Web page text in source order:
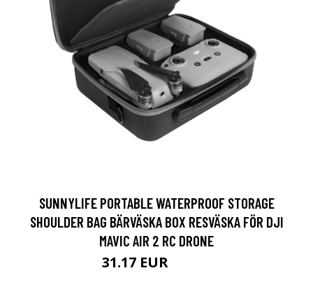
SUNNYLIFE PORTABLE WATERPROOF STORAGE
SHOULDER BAG BÄRVÄSKA BOX RESVÄSKA FÖR DJI
MAVIC AIR 2 RC DRONE
31.17 EUR